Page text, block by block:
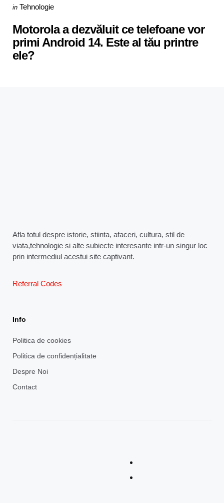
Categories
Posted
in Tehnologie
Motorola a dezvăluit ce telefoane vor
primi Android 14. Este al tău printre
ele?
Afla totul despre istorie, stiinta, afaceri, cultura, stil de
viata,tehnologie si alte subiecte interesante intr-un singur loc
prin intermediul acestui site captivant.
Referral Codes
Info
Politica de cookies
Politica de confidențialitate
Despre Noi
Contact